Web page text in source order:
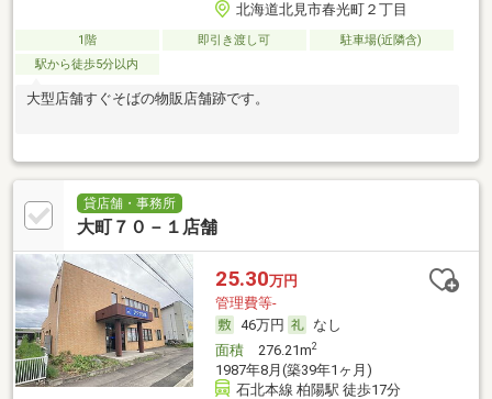
北海道北見市春光町２丁目
1階 即引き渡し可
駐車場(近隣含)
駅から徒歩5分以内
大型店舗すぐそばの物販店舗跡です。
貸店舗・事務所
大町７０－１店舗
25.30万円
管理費等-
46万円
なし
面積276.21m2
1987年8月(築39年1ヶ月)
石北本線 柏陽駅 徒歩17分